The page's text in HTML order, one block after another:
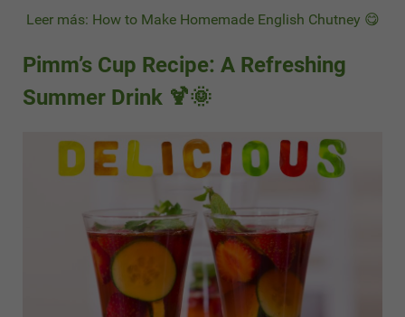
Leer más: How to Make Homemade English Chutney 😋
Pimm’s Cup Recipe: A Refreshing
Summer Drink 🍹🌞